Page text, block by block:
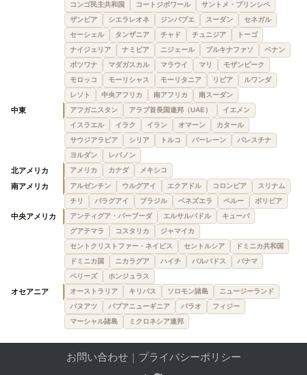
コンゴ民主共和国
コートジボワール
サントメ・プリンシペ
ザンビア
シエラレオネ ジンバブエ スーダン
セネガル
セーシェル
タンザニア チャド チュニジア
トーゴ
ナイジェリア
ナミビア ニジェール ブルキナファソ
ベナン
ボツワナ
マダガスカル マラウイ マリ
モザンビーク
モロッコ
モーリシャス モーリタニア リビア
ルワンダ
レソト
中央アフリカ 南アフリカ 南スーダン
中東 アフガニスタン アラブ首長国連邦（UAE）
イエメン
イスラエル
イラク イラン オマーン
カタール
サウジアラビア
シリア トルコ バーレーン
パレスチナ
ヨルダン
レバノン
北アメリカ アメリカ カナダ メキシコ
南アメリカ アルゼンチン ウルグアイ エクアドル コロンビア
スリナム
チリ
パラグアイ ブラジル ベネズエラ ペルー ボリビア
中央アメリカ アンティグア・バーブーダ エルサルバドル
キューバ
グアテマラ
コスタリカ
ジャマイカ
セントクリストファー・ネイビス
セントルシア
ドミニカ共和国
ドミニカ国
ニカラグア ハイチ バルバドス
パナマ
ベリーズ
ホンジュラス
オセアニア オーストラリア キリバス ソロモン諸島
ニュージーランド
バヌアツ
パプアニューギニア パラオ
フィジー
マーシャル諸島
ミクロネシア連邦
お問い合わせ｜ プライバシーポリシー